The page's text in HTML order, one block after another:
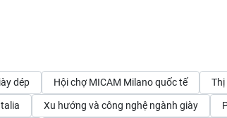
dép Hội chợ MICAM Milano quốc tế Thị
Xu hướng và công nghệ ngành giày